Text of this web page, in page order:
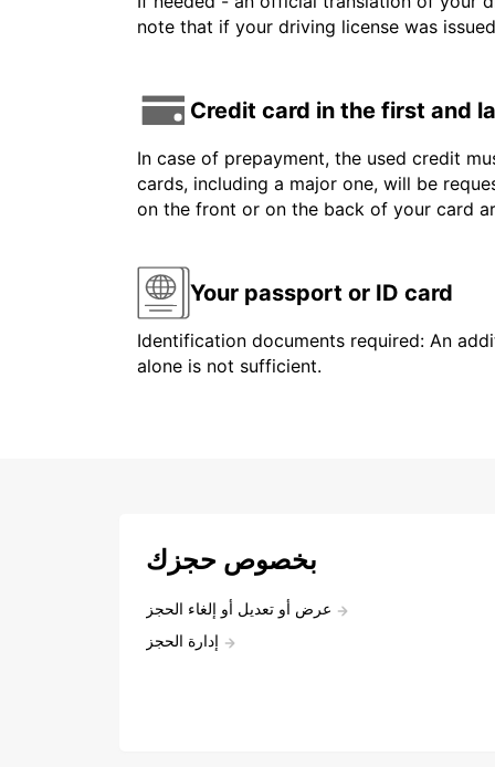
note that if your driving license was
Credit card in the first and
In case of prepayment, the used credit
cards, including a major one, will be
on the front or on the back of your card
Your passport or ID card
Identification documents required: An
alone is not sufficient.
بخصوص حجزك
عرض أو تعديل أو إلغاء الحجز
إدارة الحجز